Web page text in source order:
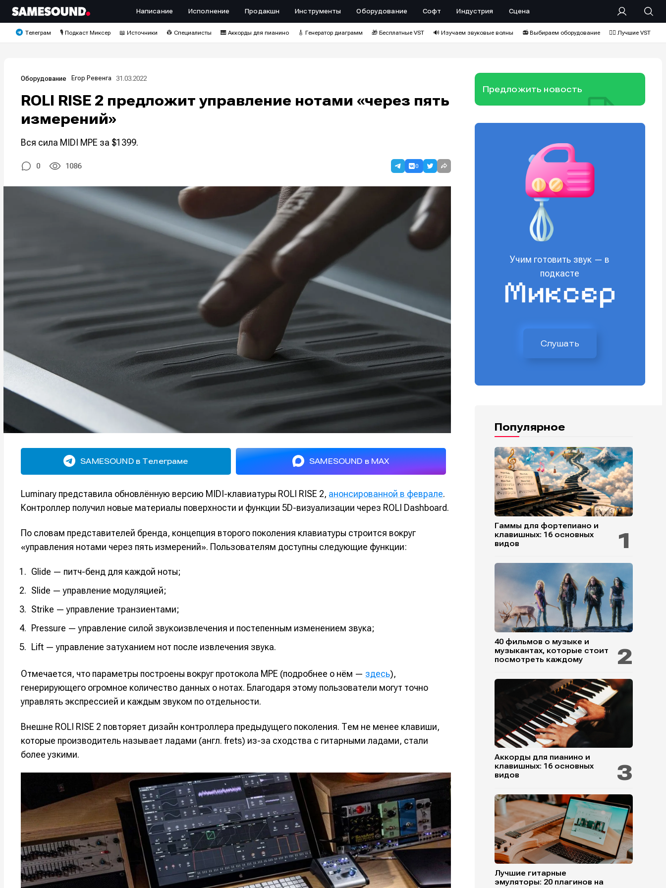
Написание
Исполнение
Продакшн
Инструменты
Написание
Исполнение
Продакшн
Инструменты
Написание Исполнение Продакшн Инструменты Оборудование Софт Индустрия Сцена
Телеграм 🎙️ Подкаст Миксер 📖 Источники 👷 Специалисты 🎹 Аккорды для пианино 🎸 Генератор диаграмм 🎁 Бесплатные VST 🔊 Изучаем звуковые волны 📻 Выбираем оборудование ❤️‍🔥 Лучшие VST
Оборудование Егор Ревенга 31.03.2022
ROLI RISE 2 предложит управление нотами «через пять
измерений»
Вся сила MIDI MPE за $1399.
0 1086 0
SAMESOUND в Телеграме SAMESOUND в MAX
Luminary представила обновлённую версию MIDI-клавиатуры ROLI RISE 2, анонсированной в феврале.
Контроллер получил новые материалы поверхности и функции 5D-визуализации через ROLI Dashboard.
По словам представителей бренда, концепция второго поколения клавиатуры строится вокруг
«управления нотами через пять измерений». Пользователям доступны следующие функции:
Glide — питч-бенд для каждой ноты;
Slide — управление модуляцией;
Strike — управление транзиентами;
Pressure — управление силой звукоизвлечения и постепенным изменением звука;
Lift — управление затуханием нот после извлечения звука.
Отмечается, что параметры построены вокруг протокола MPE (подробнее о нём — здесь),
генерирующего огромное количество данных о нотах. Благодаря этому пользователи могут точно
управлять экспрессией и каждым звуком по отдельности.
Внешне ROLI RISE 2 повторяет дизайн контроллера предыдущего поколения. Тем не менее клавиши,
которые производитель называет ладами (англ. frets) из-за сходства с гитарными ладами, стали
более узкими.
Предложить новость
Учим готовить звук — в
подкасте
Слушать
Популярное
Гаммы для фортепиано и
клавишных: 16 основных
видов
40 фильмов о музыке и
музыкантах, которые стоит
посмотреть каждому
Аккорды для пианино и
клавишных: 16 основных
видов
Лучшие гитарные
эмуляторы: 20 плагинов на